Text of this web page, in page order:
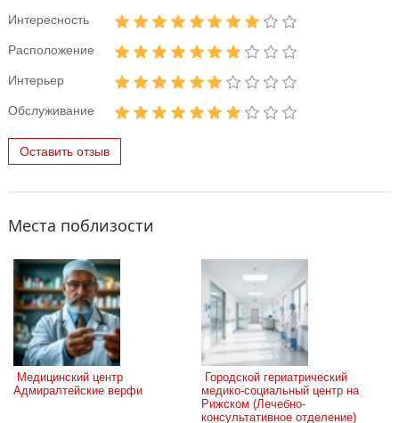
Интересность
Расположение
Интерьер
Обслуживание
Оставить отзыв
Места поблизости
Адмиралтейские верфи
медико-социальный центр на
Рижском (Лечебно-
консультативное отделение)